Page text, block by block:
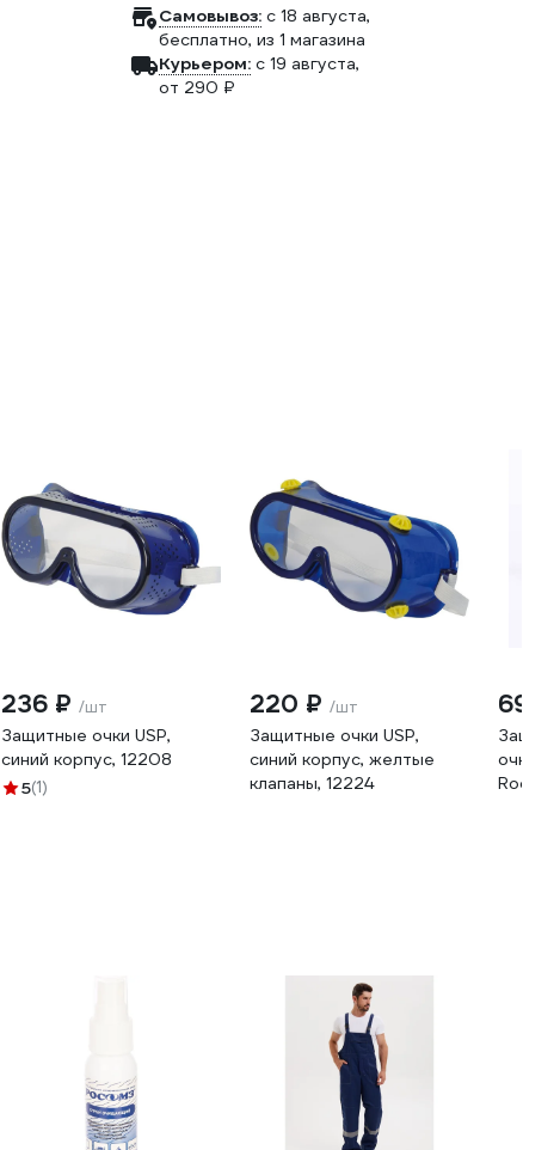
Самовывоз: c 18 августа,
бесплатно, из 1 магазина
Курьером: c 19 августа,
от 290 ₽
236 ₽ /шт
Защитные очки USP,
синий корпус, 12208
5(1)
220 ₽ /шт
Защитные очки USP,
синий корпус, желтые
клапаны, 12224
693
очки с